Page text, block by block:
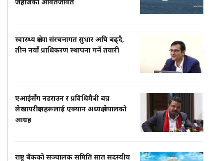
स्वास्थ्य क्षेत्रमा संरचनागत सुधार अघि बढ्दै,
तीन नयाँ प्राधिकरण स्थापना गर्ने तयारी
एआईसँग नडराउन र प्रविधिमैत्री बन्न
लेखापरीक्षकहरूलाई एक्यान अध्यक्ष नेपालको
आग्रह
राष्ट्र बैंकको सञ्चालक समिति सात सदस्यीय